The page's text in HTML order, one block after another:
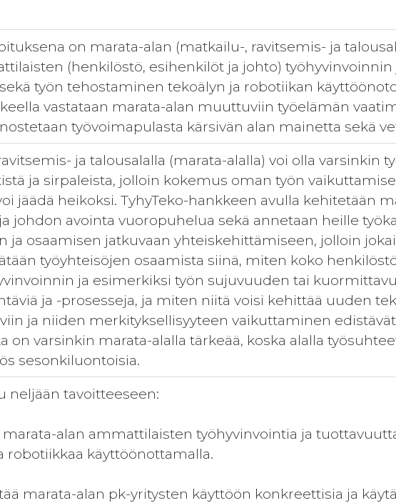
on marata-alan (matkailu-, ravitsemis- ja
(henkilöstö, esihenkilöt ja johto)
työn tehostaminen tekoälyn ja robotiikan
vastataan marata-alan muuttuviin työelämän
työvoimapulasta kärsivän alan mainetta sekä
ja talousalalla (marata-alalla) voi olla varsinkin
ja sirpaleista, jolloin kokemus oman työn
jäädä heikoksi. TyhyTeko-hankkeen avulla kehitetään
johdon avointa vuoropuhelua sekä annetaan heille
ja osaamisen jatkuvaan yhteiskehittämiseen, jolloin
työyhteisöjen osaamista siinä, miten koko
ja esimerkiksi työn sujuvuuden tai
ja -prosesseja, ja miten niitä voisi kehittää uuden
ja niiden merkityksellisyyteen vaikuttaminen
on varsinkin marata-alalla tärkeää, koska alalla
sesonkiluontoisia.
neljään tavoitteeseen:
marata-alan ammattilaisten työhyvinvointia ja
robotiikkaa käyttöönottamalla.
marata-alan pk-yritysten käyttöön konkreettisia ja